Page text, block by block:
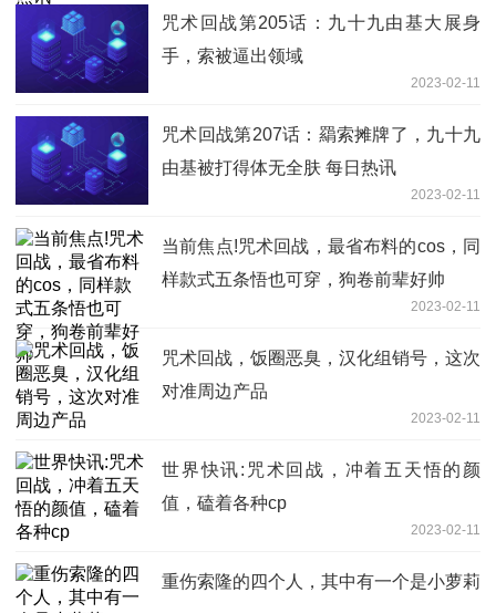
咒术回战第205话：九十九由基大展身
手，索被逼出领域
2023-02-11
咒术回战第207话：羂索摊牌了，九十九
由基被打得体无全肤 每日热讯
2023-02-11
当前焦点!咒术回战，最省布料的cos，同
样款式五条悟也可穿，狗卷前辈好帅
2023-02-11
咒术回战，饭圈恶臭，汉化组销号，这次
对准周边产品
2023-02-11
世界快讯:咒术回战，冲着五天悟的颜
值，磕着各种cp
2023-02-11
重伤索隆的四个人，其中有一个是小萝莉